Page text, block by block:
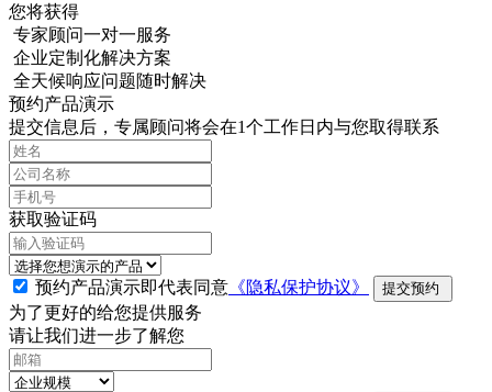
您将获得
专家顾问一对一服务
企业定制化解决方案
全天候响应问题随时解决
预约产品演示
提交信息后，专属顾问将会在1个工作日内与您取得联系
获取验证码
预约产品演示即代表同意 《隐私保护协议》 提交预约
为了更好的给您提供服务
请让我们进一步了解您